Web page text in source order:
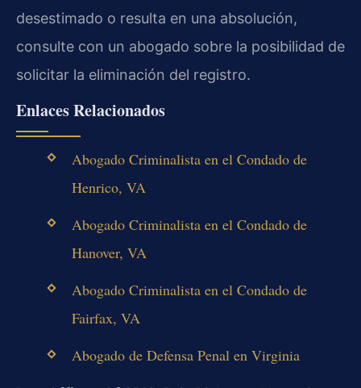
desestimado o resulta en una absolución,
consulte con un abogado sobre la posibilidad de
solicitar la eliminación del registro.
Enlaces Relacionados
Abogado Criminalista en el Condado de
Henrico, VA
Abogado Criminalista en el Condado de
Hanover, VA
Abogado Criminalista en el Condado de
Fairfax, VA
Abogado de Defensa Penal en Virginia